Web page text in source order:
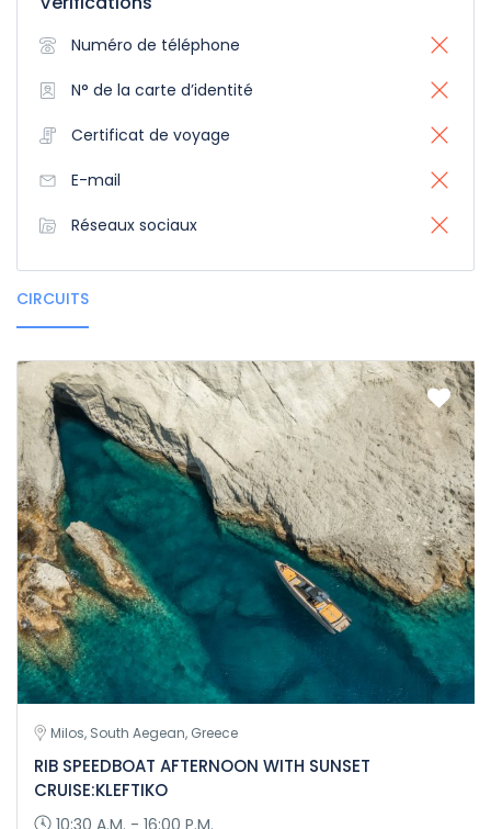
Numéro de téléphone
N° de la carte d’identité
Certificat de voyage
E-mail
Réseaux sociaux
CIRCUITS
Milos, South Aegean, Greece
RIB SPEEDBOAT AFTERNOON WITH SUNSET
CRUISE:KLEFTIKO
10:30 A.M. - 16:00 P.M.